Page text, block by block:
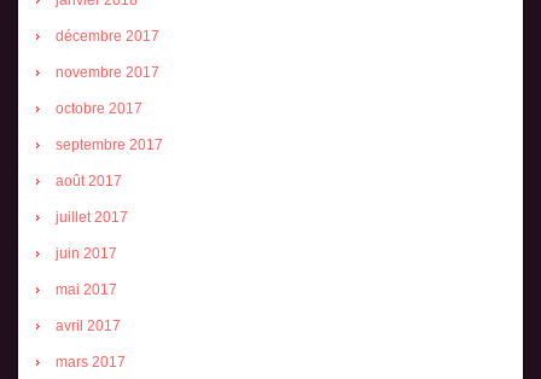
décembre 2017
novembre 2017
octobre 2017
septembre 2017
août 2017
juillet 2017
juin 2017
mai 2017
avril 2017
mars 2017